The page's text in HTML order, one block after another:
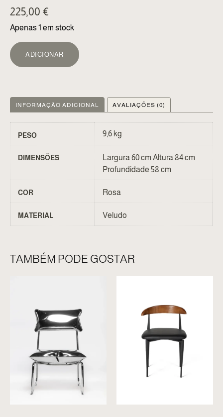
225,00 €
Apenas 1 em stock
ADICIONAR
INFORMAÇÃO ADICIONAL AVALIAÇÕES (0)
PESO 9,6 kg
DIMENSÕES
Largura 60 cm Altura 84 cm
Profundidade 58 cm
COR Rosa
MATERIAL Veludo
TAMBÉM PODE GOSTAR